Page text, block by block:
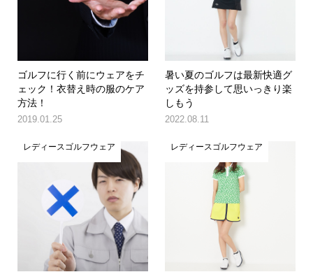
ゴルフに行く前にウェアをチ
ェック！衣替え時の服のケア
方法！
2019.01.25
暑い夏のゴルフは最新快適グ
ッズを持参して思いっきり楽
しもう
2022.08.11
レディースゴルフウェア レディースゴルフウェア